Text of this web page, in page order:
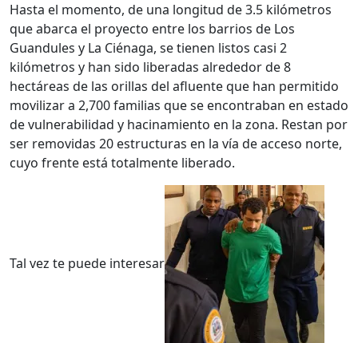
Hasta el momento, de una longitud de 3.5 kilómetros
que abarca el proyecto entre los barrios de Los
Guandules y La Ciénaga, se tienen listos casi 2
kilómetros y han sido liberadas alrededor de 8
hectáreas de las orillas del afluente que han permitido
movilizar a 2,700 familias que se encontraban en estado
de vulnerabilidad y hacinamiento en la zona. Restan por
ser removidas 20 estructuras en la vía de acceso norte,
cuyo frente está totalmente liberado.
Tal vez te puede interesar